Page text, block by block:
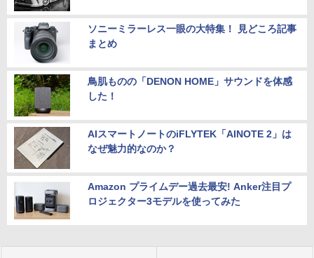
ソニーミラーレス一眼の大特集！ 見どころ記事
まとめ
鳥肌ものの「DENON HOME」サウンドを体感
した！
AIスマートノートのiFLYTEK「AINOTE 2」は
なぜ魅力的なのか？
Amazon プライムデー過去最安! Anker注目プ
ロジェクター3モデルを使ってみた